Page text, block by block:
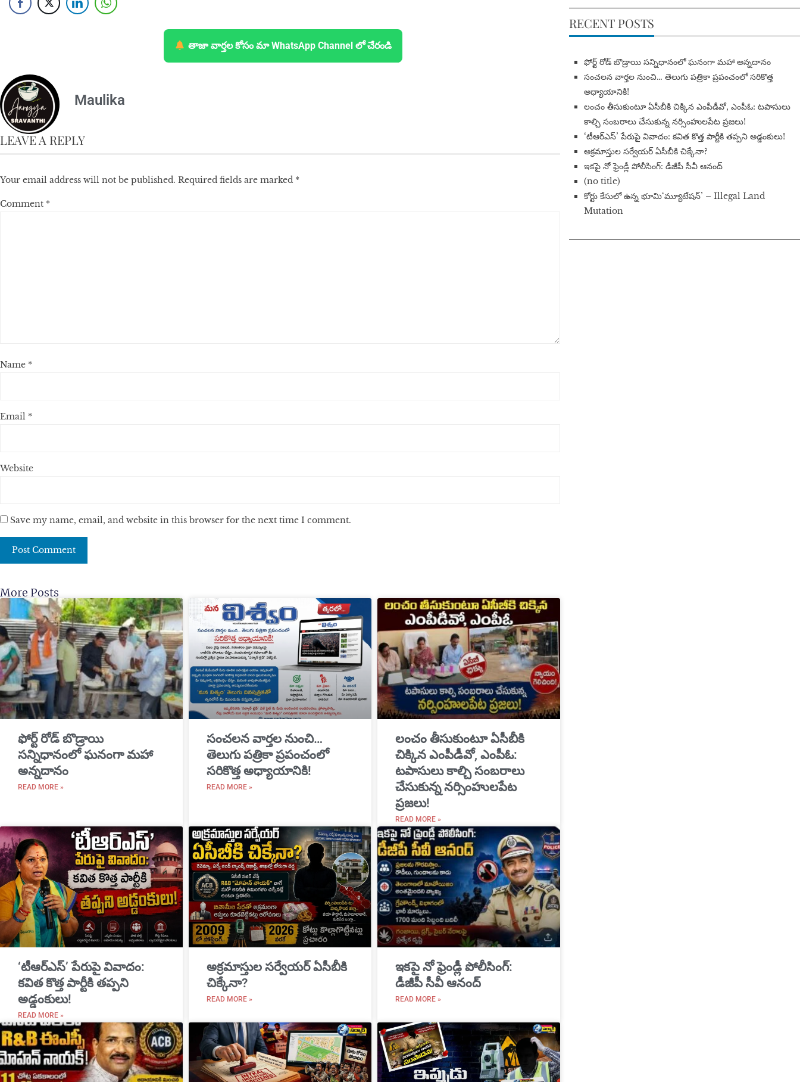
తాజా వార్తల కోసం మా WhatsApp Channel లో చేరండి
Maulika
LEAVE A REPLY
Your email address will not be published. Required fields are marked *
Comment *
Name *
Email *
Website
Save my name, email, and website in this browser for the next time I comment.
More Posts
​ఫోర్ట్ రోడ్ బొడ్రాయి
సన్నిధానంలో ఘనంగా మహా
అన్నదానం
READ MORE »
సంచలన వార్తల నుంచి…
తెలుగు పత్రికా ప్రపంచంలో
సరికొత్త అధ్యాయానికి!
READ MORE »
​లంచం తీసుకుంటూ ఏసీబీకి
చిక్కిన ఎంపీడీవో, ఎంపీఓ:
టపాసులు కాల్చి సంబరాలు
చేసుకున్న నర్సింహులపేట
ప్రజలు!
READ MORE »
‘టీఆర్ఎస్’ పేరుపై వివాదం:
కవిత కొత్త పార్టీకి తప్పని
అడ్డంకులు!
READ MORE »
అక్రమాస్తుల సర్వేయర్ ఏసీబీకి
చిక్కేనా?
READ MORE »
ఇకపై నో ఫ్రెండ్లీ పోలీసింగ్:
డీజీపీ సీవీ ఆనంద్
READ MORE »
RECENT POSTS
​ఫోర్ట్ రోడ్ బొడ్రాయి సన్నిధానంలో ఘనంగా మహా అన్నదానం
సంచలన వార్తల నుంచి… తెలుగు పత్రికా ప్రపంచంలో సరికొత్త
అధ్యాయానికి!
​లంచం తీసుకుంటూ ఏసీబీకి చిక్కిన ఎంపీడీవో, ఎంపీఓ: టపాసులు
కాల్చి సంబరాలు చేసుకున్న నర్సింహులపేట ప్రజలు!
‘టీఆర్ఎస్’ పేరుపై వివాదం: కవిత కొత్త పార్టీకి తప్పని అడ్డంకులు!
అక్రమాస్తుల సర్వేయర్ ఏసీబీకి చిక్కేనా?
ఇకపై నో ఫ్రెండ్లీ పోలీసింగ్: డీజీపీ సీవీ ఆనంద్
(no title)
​కోర్టు కేసులో ఉన్న భూమి‘మ్యూటేషన్’ – Illegal Land
Mutation